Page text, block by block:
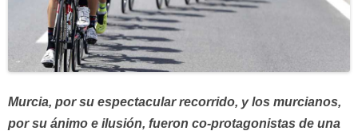
Murcia, por su espectacular recorrido, y los murcianos,
por su ánimo e ilusión, fueron co-protagonistas de una